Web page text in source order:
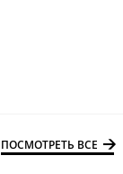
ПОСМОТРЕТЬ ВСЕ